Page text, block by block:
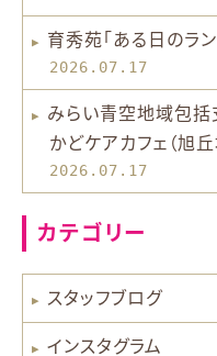
育秀苑「ある日のラ
2026.07.17
みらい青空地域包括
かどケアカフェ（旭
2026.07.17
カテゴリー
スタッフブログ
インスタグラム